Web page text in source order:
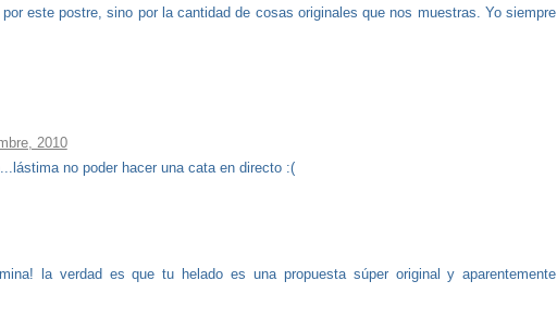
este postre, sino por la cantidad de cosas originales que nos muestras. Yo siempre
2010
no poder hacer una cata en directo :(
la verdad es que tu helado es una propuesta súper original y aparentemente